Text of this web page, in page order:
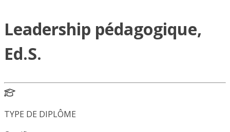
Leadership pédagogique,
Ed.S.
TYPE DE DIPLÔME